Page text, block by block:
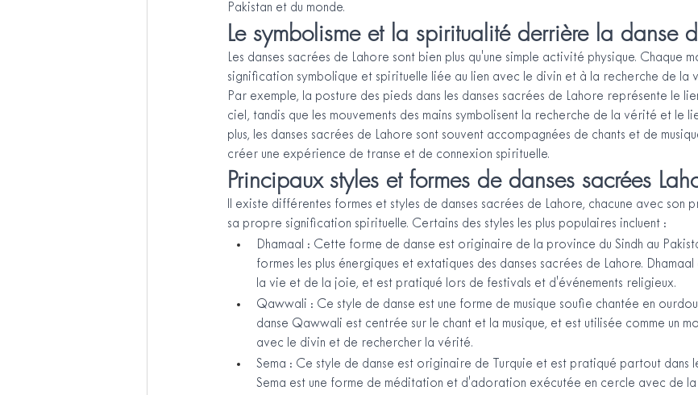
Pakistan et du monde.
Le symbolisme et la spiritualité derrière la danse
Les danses sacrées de Lahore sont bien plus qu'une simple activité physique. Chaque
signification symbolique et spirituelle liée au lien avec le divin et à la recherche de la
Par exemple, la posture des pieds dans les danses sacrées de Lahore représente le
ciel, tandis que les mouvements des mains symbolisent la recherche de la vérité et le
plus, les danses sacrées de Lahore sont souvent accompagnées de chants et de
créer une expérience de transe et de connexion spirituelle.
Principaux styles et formes de danses sacrées
Il existe différentes formes et styles de danses sacrées de Lahore, chacune avec son
sa propre signification spirituelle. Certains des styles les plus populaires incluent :
Dhamaal : Cette forme de danse est originaire de la province du Sindh au
formes les plus énergiques et extatiques des danses sacrées de Lahore.
la vie et de la joie, et est pratiqué lors de festivals et d'événements religieux.
Qawwali : Ce style de danse est une forme de musique soufie chantée en
danse Qawwali est centrée sur le chant et la musique, et est utilisée comme un
avec le divin et de rechercher la vérité.
Sema : Ce style de danse est originaire de Turquie et est pratiqué partout dans
Sema est une forme de méditation et d'adoration exécutée en cercle avec de la